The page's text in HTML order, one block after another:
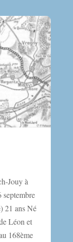
Jouy à
21 ans Né
Léon et
168ème